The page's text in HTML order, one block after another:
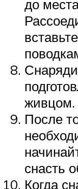
до
живцом.
После
снасть
Когда